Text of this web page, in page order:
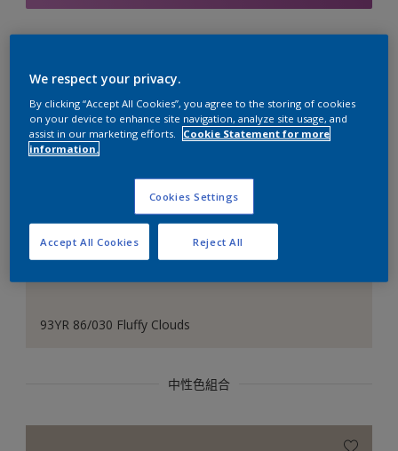
與之協調的色彩組合
93YR 86/030 Fluffy Clouds
中性色組合
We respect your privacy.
By clicking “Accept All Cookies”, you agree to the storing of cookies
on your device to enhance site navigation, analyze site usage, and
assist in our marketing efforts.
Cookie Statement for more
information.
Cookies Settings
Reject All
Accept All Cookies